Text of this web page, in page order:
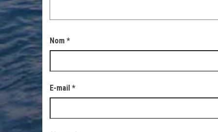
Nom *
E-mail *